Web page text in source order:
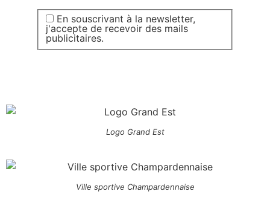
En souscrivant à la newsletter,
j'accepte de recevoir des mails
publicitaires.
Logo Grand Est
Ville sportive Champardennaise